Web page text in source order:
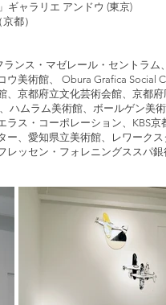
ャラリエ アンドウ (東京)
都）
ンス・マゼレール・セントラ
美術館、 Obura Grafica
京都府立文化芸術会館、京都
ハムラム美術館、ボールゲン
ス・コーポレーション、KBS
、愛知県立美術館、レワーク
レッセン・フォレニングススパ